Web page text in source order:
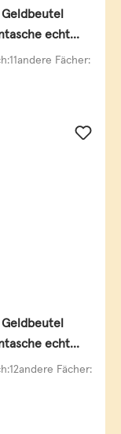
echt
Fächer:
echt
Fächer: